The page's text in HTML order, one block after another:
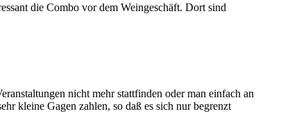
die Combo vor dem Weingeschäft. Dort sind
nicht mehr stattfinden oder man einfach an
kleine Gagen zahlen, so daß es sich nur begrenzt